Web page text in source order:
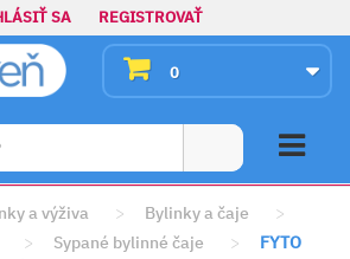
SA REGISTROVAŤ
0
a výživa > Bylinky a čaje
>
> Sypané bylinné čaje >
FYTO